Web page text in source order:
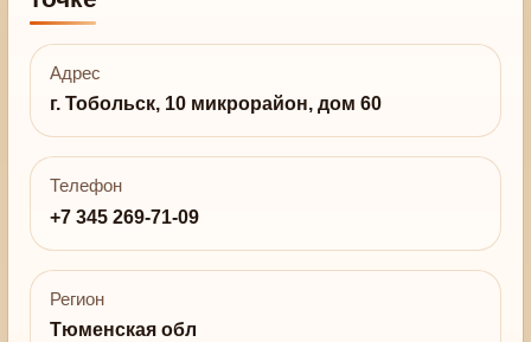
Адрес
г. Тобольск, 10 микрорайон, дом 60
Телефон
+7 345 269-71-09
Регион
Тюменская обл